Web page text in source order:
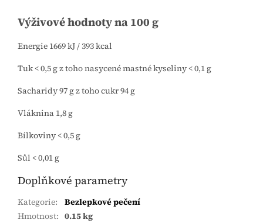
Výživové hodnoty na 100 g
Energie 1669 kJ / 393 kcal
Tuk < 0,5 g z toho nasycené mastné kyseliny < 0,1 g
Sacharidy 97 g z toho cukr 94 g
Vláknina 1,8 g
Bílkoviny < 0,5 g
Sůl < 0,01 g
Doplňkové parametry
Kategorie:
Bezlepkové pečení
Hmotnost: 0.15 kg